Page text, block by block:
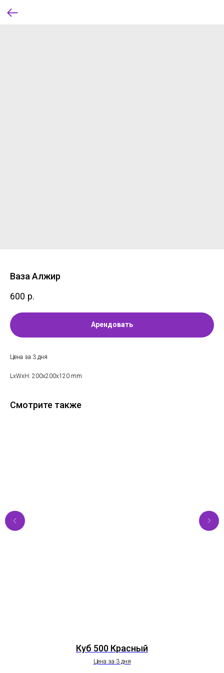
Ваза Алжир
600 р.
Арендовать
Цена за 3 дня
LxWxH: 200x200x120 mm
Смотрите также
Куб 500 Красный
Цена за 3 дня